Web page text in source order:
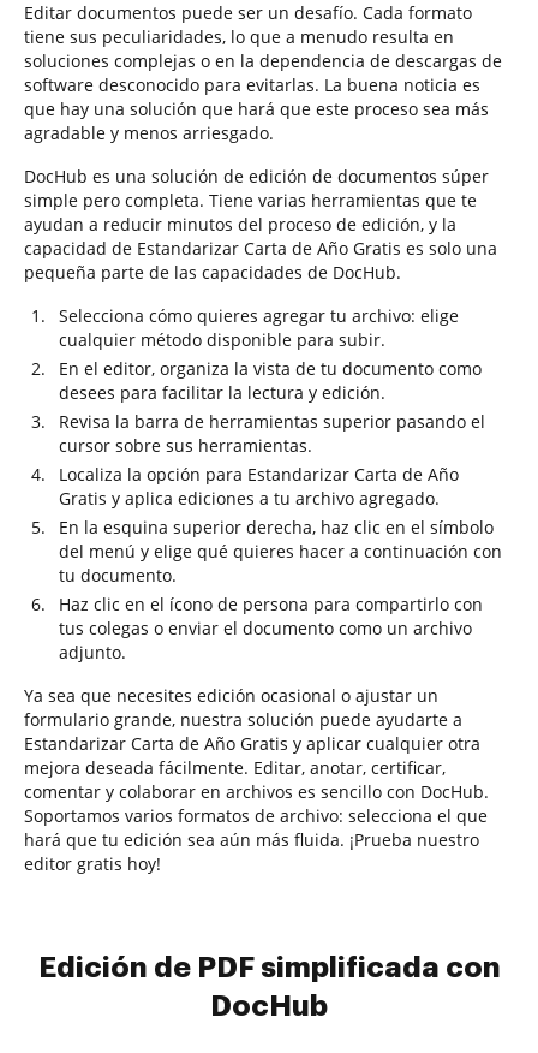
Editar documentos puede ser un desafío. Cada formato
tiene sus peculiaridades, lo que a menudo resulta en
soluciones complejas o en la dependencia de descargas de
software desconocido para evitarlas. La buena noticia es
que hay una solución que hará que este proceso sea más
agradable y menos arriesgado.
DocHub es una solución de edición de documentos súper
simple pero completa. Tiene varias herramientas que te
ayudan a reducir minutos del proceso de edición, y la
capacidad de Estandarizar Carta de Año Gratis es solo una
pequeña parte de las capacidades de DocHub.
Selecciona cómo quieres agregar tu archivo: elige
cualquier método disponible para subir.
En el editor, organiza la vista de tu documento como
desees para facilitar la lectura y edición.
Revisa la barra de herramientas superior pasando el
cursor sobre sus herramientas.
Localiza la opción para Estandarizar Carta de Año
Gratis y aplica ediciones a tu archivo agregado.
En la esquina superior derecha, haz clic en el símbolo
del menú y elige qué quieres hacer a continuación con
tu documento.
Haz clic en el ícono de persona para compartirlo con
tus colegas o enviar el documento como un archivo
adjunto.
Ya sea que necesites edición ocasional o ajustar un
formulario grande, nuestra solución puede ayudarte a
Estandarizar Carta de Año Gratis y aplicar cualquier otra
mejora deseada fácilmente. Editar, anotar, certificar,
comentar y colaborar en archivos es sencillo con DocHub.
Soportamos varios formatos de archivo: selecciona el que
hará que tu edición sea aún más fluida. ¡Prueba nuestro
editor gratis hoy!
Edición de PDF simplificada con
DocHub